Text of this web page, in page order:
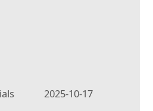
2025-10-17